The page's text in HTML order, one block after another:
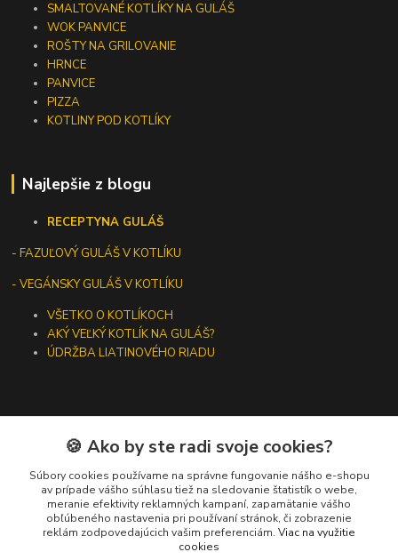
SMALTOVANÉ KOTLÍKY NA GULÁŠ
WOK PANVICE
ROŠTY NA GRILOVANIE
HRNCE
PANVICE
PIZZA
KOTLINY POD KOTLÍKY
Najlepšie z blogu
RECEPTYNA GULÁŠ
-FAZUĽOVÝ GULÁŠ V KOTLÍKU
- VEGÁNSKY GULÁŠ V KOTLÍKU
VŠETKO O KOTLÍKOCH
AKÝ VEĽKÝ KOTLÍK NA GULÁŠ?
ÚDRŽBA LIATINOVÉHO RIADU
Kontakty
+421 919 275 553
(Po-Pia, 10-13 hod.)
ikotliky@ikotliky.sk
🍪 Ako by ste radi svoje cookies?
Súbory cookies používame na správne fungovanie nášho e-shopu
av prípade vášho súhlasu tiež na sledovanie štatistík o webe,
meranie efektivity reklamných kampaní, zapamätanie vášho
obľúbeného nastavenia pri používaní stránok, či zobrazenie
reklám zodpovedajúcich vašim preferenciám. Viac na využitie
cookies